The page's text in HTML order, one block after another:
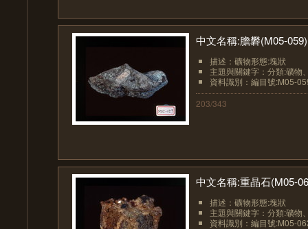
中文名稱:膽礬(M05-059)
描述：礦物形態:塊狀
主題與關鍵字：分類:礦物
資料識別：編目號:M05-
203/343
中文名稱:重晶石(M05-
描述：礦物形態:塊狀
主題與關鍵字：分類:礦物
資料識別：編目號:M05-